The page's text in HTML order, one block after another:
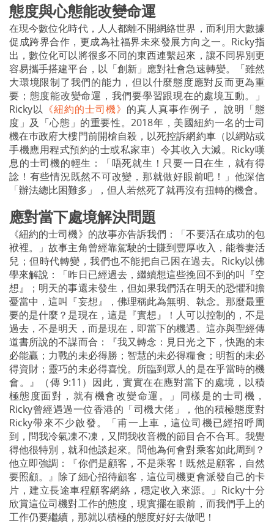
態度與心態能改變命運
在現今數位化時代，人人都離不開網絡世界，而利用大數據
促成跨界合作，更成為社福界未來發展方向之一。Ricky指
出，數位化可以將很多不同的東西連繫起來，讓不同界別更
容易攜手搭建平台，以「創新」應對社會急速轉變。「雖然
大環境限制了我們的能力，但以什麼態度應對反而更為重
要；態度能改變命運，我們要學習跟現在的處境互動。」
Ricky以 《紐約的士司機》 的真人真事作例子， 說明「態
度」及「心態」的重要性。2018年，美國紐約一名的士司
機在巿政府大樓門前開槍自殺，以死控訴網約車（以網站或
手機應用程式預約的士或私家車）令其收入大減。Ricky嘆
息的士司機的輕生：「唔死就生！只要一日在生，就有得
諗！有些情況既然不可改變，那就做好眼前吧！」他深信
「辦法總比困難多」，但人若然死了就再沒有扭轉的機會。
應對當下處境解決問題
《紐約的士司機》的故事亦告訴我們：「不要活在成功的包
袱裡。」故事主角曾經靠駕駛的士賺到豐厚收入，能養妻活
兒；但時代轉變，我們也不能把自己困在過去。Ricky以佛
學來解說：「昨日已經過去，繼續想這些挽回不到的叫『空
想』；明天的事還未發生，但如果我們活在明天的恐懼和擔
憂當中，這叫『妄想』，佛理稱此為無明、執念。那麼最重
要的是什麼？是現在，這是『實想』！人可以控制的，不是
過去，不是明天，而是現在，即當下的機遇。這亦與聖經傳
道書所說的不謀而合：『我又轉念：見日光之下，快跑的未
必能贏；力戰的未必得勝；智慧的未必得糧食；明哲的未必
得資財；靈巧的未必得喜悅。所臨到眾人的是在乎當時的機
會。』（傳 9:11）因此，實實在在應對當下的處境，以積
極態度面對，就有機會改變命運。」同樣是的士司機，
Ricky曾經遇過一位香港的「司機大佬」，他的積極態度對
Ricky帶來不少啟發。「甫一上車，這位司機已經招呼周
到，問我冷氣凍不凍，又問我收音機的節目合不合耳。我覺
得他很特別，就和他談起來。問他為何會對乘客如此周到？
他立即強調：『你們是顧客，不是乘客！既然是顧客，自然
要照顧。』除了細心招待顧客，這位司機更會派發自己的卡
片，建立長途車程顧客網絡，穩定收入來源。」Ricky十分
欣賞這位司機對工作的態度，現實擺在眼前，而我們手上的
工作仍要繼續，那就以積極的態度好好去做吧！